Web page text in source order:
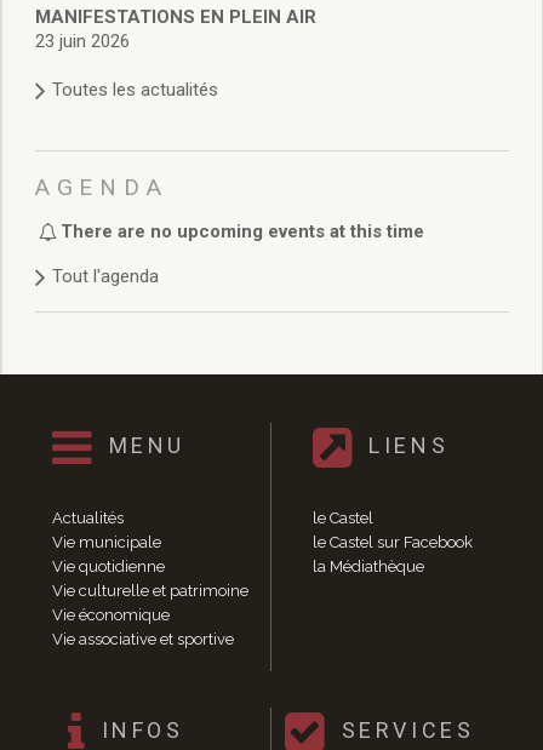
Conseils municipaux
Règlement du conseil municipal
Délibérations 2025
Délibérations 2022
Délibérations 2021
Délibérations 2020
Délibérations 2019
Délibérations 2018
Délibérations 2014
Délibérations 2013
Délibérations 2011
Délibérations 2010
Délibérations 2009
Délibérations 2008
Agenda réunions publiques
Marchés publics
Vie quotidienne
MANIFESTATIONS EN PLEIN AIR
23 juin 2026
Toutes les actualités
AGENDA
There are no upcoming events at this time
Tout l'agenda
MENU
Actualités
Vie municipale
Vie quotidienne
Vie culturelle et patrimoine
Vie économique
Vie associative et sportive
LIENS
le Castel
le Castel sur Facebook
la Médiathèque
INFOS SERVICES